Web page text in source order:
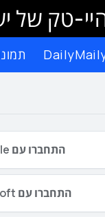
טק של
התחברו עם Google
התחברו עם Microsoft